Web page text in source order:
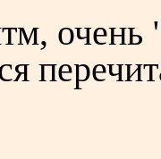
очень